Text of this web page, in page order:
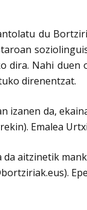
du
dira. Nahi
direnentzat.
izanen da,
Emalea
aitzinetik